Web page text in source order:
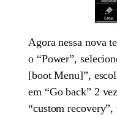
Agora nessa nova
o “Power”,
[boot Menu]”,
em “Go back” 2
“custom